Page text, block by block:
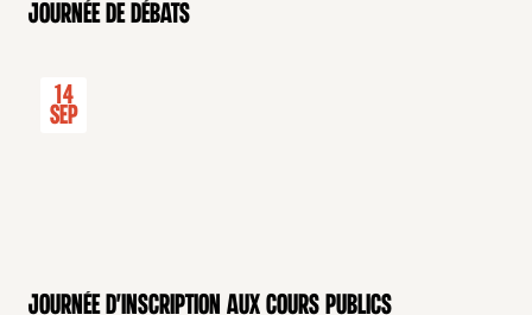
Journée de débats
14
Sep
Journée d'inscription aux cours publics